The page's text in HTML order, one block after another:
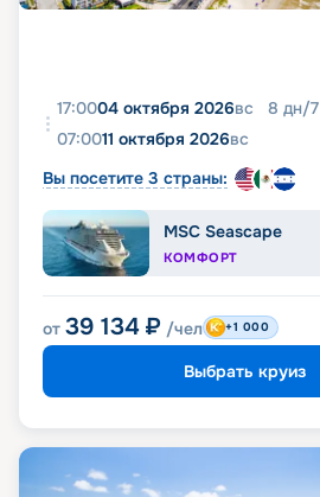
17:0004 октября 2026вс 8 дн/7
07:0011 октября 2026вс
Вы посетите 3 страны:
MSC Seascape
КОМФОРТ
от 39 134 ₽ /чел +1 000
Выбрать круиз